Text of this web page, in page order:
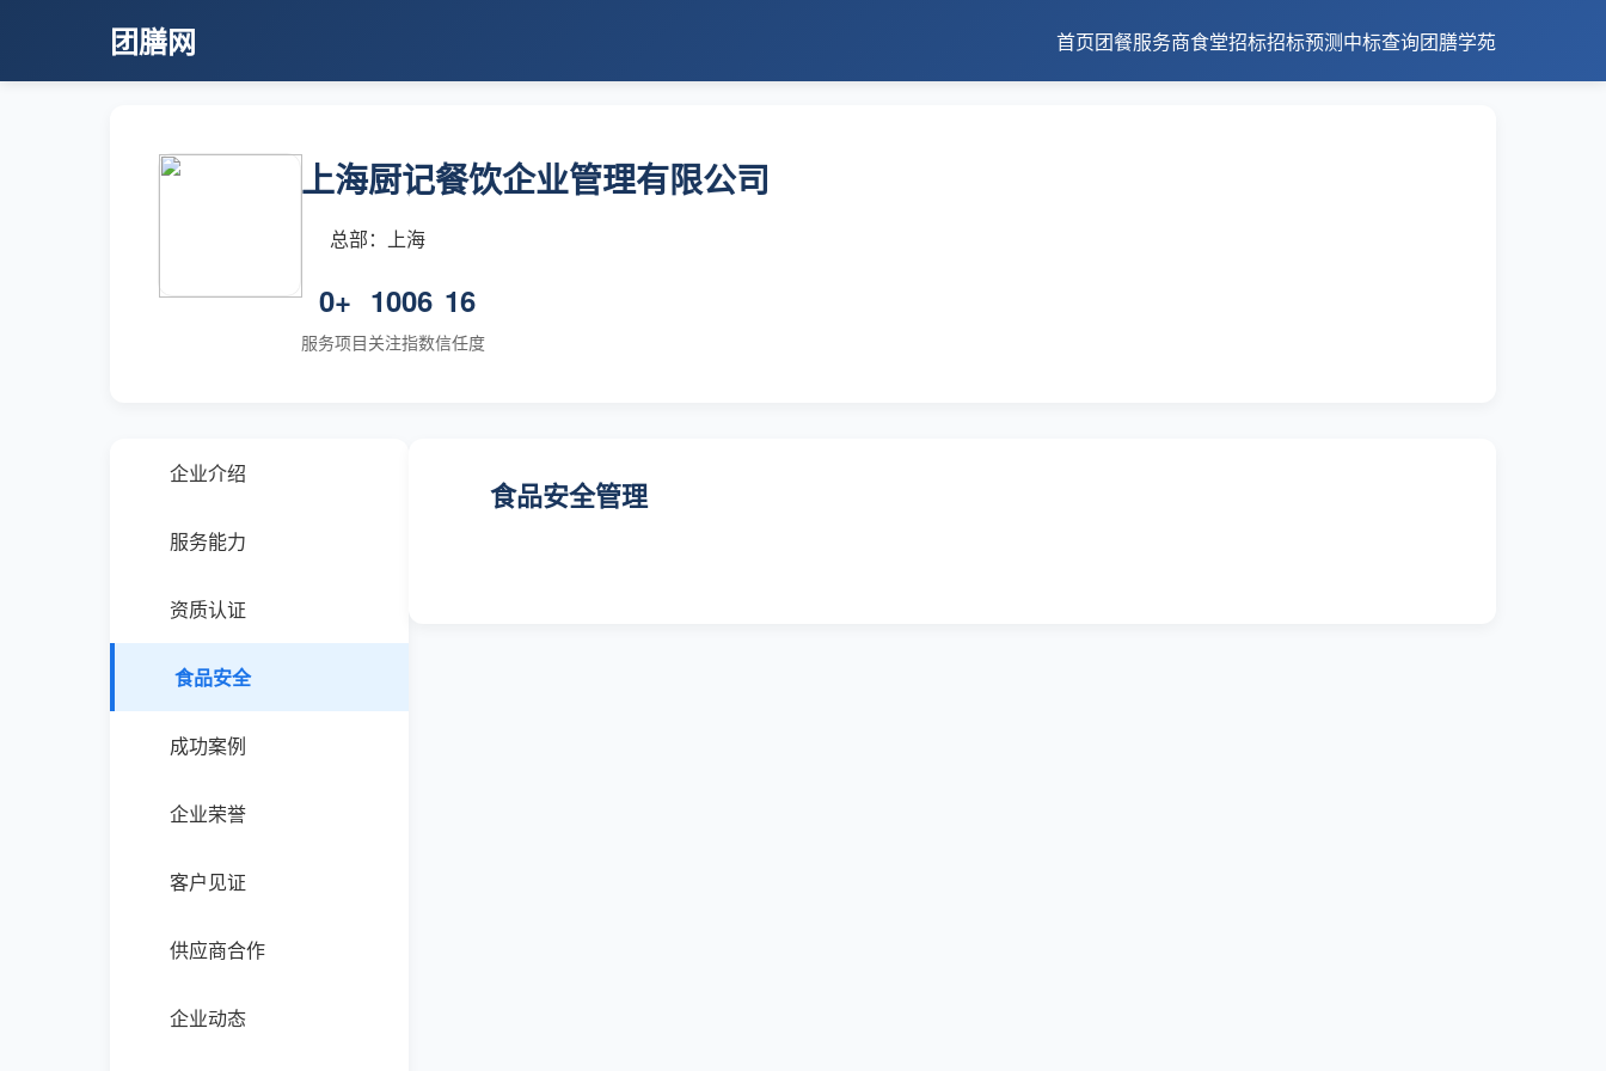
团膳网 首页团餐服务商食堂招标招标预测中标查询团膳学苑
上海厨记餐饮企业管理有限公司
总部：上海
0+
服务项目
1006
关注指数
16
信任度
企业介绍
服务能力
资质认证
食品安全
成功案例
企业荣誉
客户见证
供应商合作
企业动态
食品安全管理